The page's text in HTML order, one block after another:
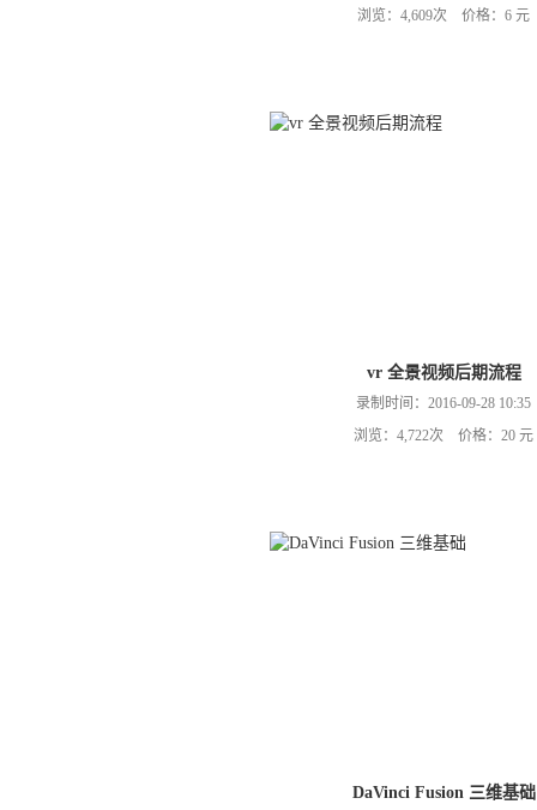
浏览：4,609次 价格：6 元
vr 全景视频后期流程
录制时间：2016-09-28 10:35
浏览：4,722次 价格：20 元
DaVinci Fusion 三维基础